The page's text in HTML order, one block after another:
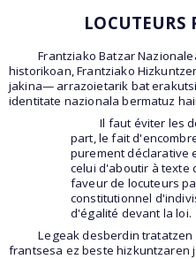
LOCUTEURS
Frantziako Batzar
historikoan, Frantziako
jakina— arrazoietarik bat erakutsi
identitate nazionala bermatuz
Il faut éviter les
part, le fait
purement déclarative
celui d'aboutir à texte
faveur de locuteurs
constitutionnel
d'égalité devant la loi.
Legeak desberdin tratatzen
frantsesa ez beste hizkuntzaren